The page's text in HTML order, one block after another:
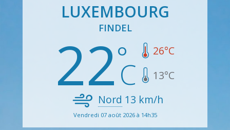
LUXEMBOURG
FINDEL
22 26°C
13°C
Nord 13 km/h
Vendredi 07 août 2026 à 14h35